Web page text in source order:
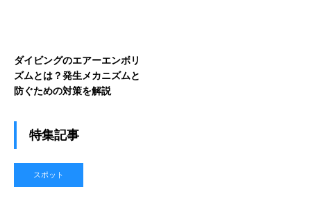
ダイビングのエアーエンボリ
ズムとは？発生メカニズムと
防ぐための対策を解説
特集記事
スポット